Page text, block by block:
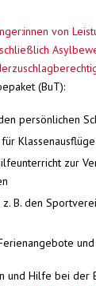
von
(BuT):
persönlichen
zur
B. den
und Hilfe bei der